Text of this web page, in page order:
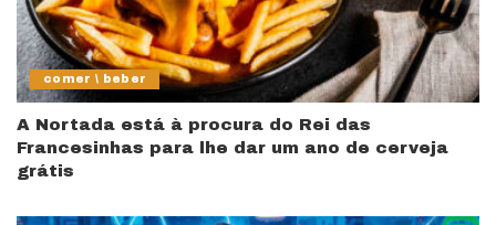
comer \ beber
A Nortada está à procura do Rei das
Francesinhas para lhe dar um ano de cerveja
grátis